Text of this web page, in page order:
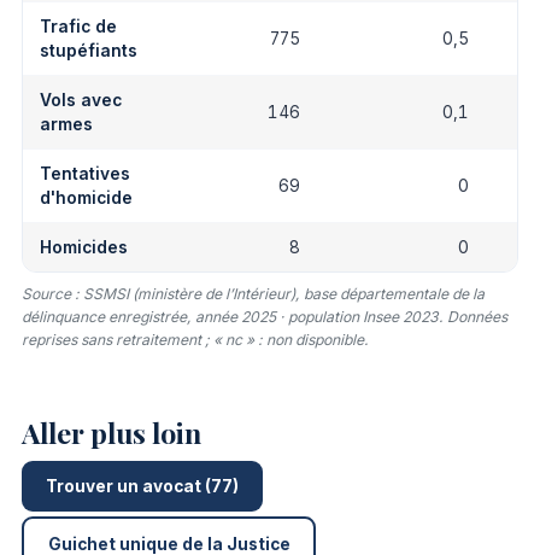
Trafic de
stupéfiants
775 0,5
Vols avec
armes
146 0,1
Tentatives
d'homicide
69 0
Homicides 8 0
Source : SSMSI (ministère de l’Intérieur), base départementale de la
délinquance enregistrée, année 2025 · population Insee 2023. Données
reprises sans retraitement ; « nc » : non disponible.
Aller plus loin
Trouver un avocat (77)
Guichet unique de la Justice